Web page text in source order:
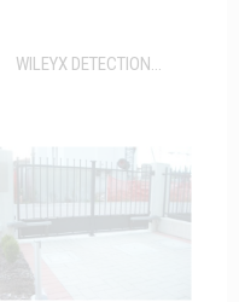
WILEYX DETECTION...